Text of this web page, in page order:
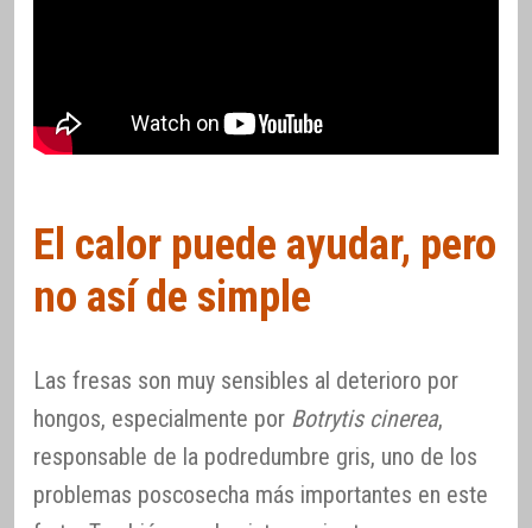
El calor puede ayudar, pero
no así de simple
Las fresas son muy sensibles al deterioro por
hongos, especialmente por Botrytis cinerea,
responsable de la podredumbre gris, uno de los
problemas poscosecha más importantes en este